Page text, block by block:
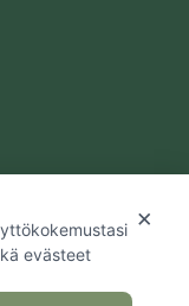
×
evästeet